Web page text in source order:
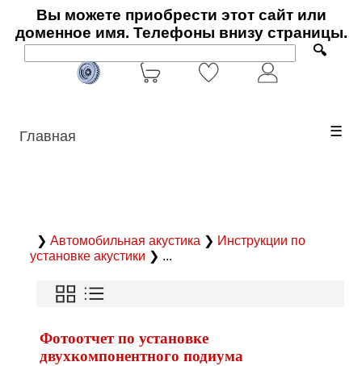
Вы можете приобрести этот сайт или
доменное имя. Телефоны внизу страницы.
🔍
Главная ☰
❯ Автомобильная акустика ❯ Инструкции по
установке акустики ❯ ...
Фотоотчет по установке
двухкомпонентного подиума